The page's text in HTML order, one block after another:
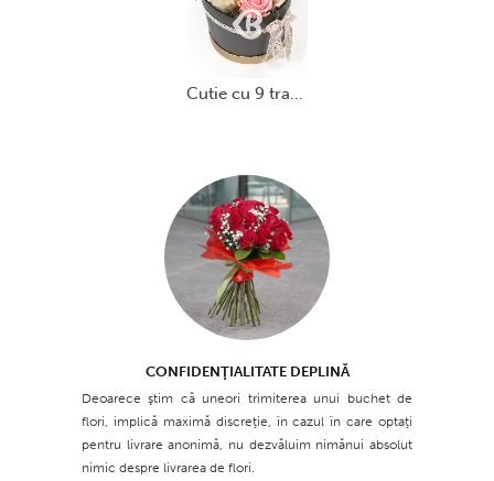
cutie cu 9 trandafiri criogenați multicolori
CONFIDENŢIALITATE DEPLINĂ
Deoarece ştim că uneori trimiterea unui buchet de
flori, implică maximă discreţie, în cazul în care optaţi
pentru livrare anonimă, nu dezvăluim nimănui absolut
nimic despre livrarea de flori.